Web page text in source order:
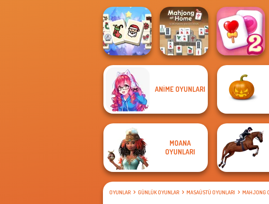
Mahjong
Christmas
Holiday
Home -
Solitaire
Mahjong Candy 2
ANIME OYUNLARI
MOANA
OYUNLARI
OYUNLAR GÜNLÜK OYUNLAR MASAÜSTÜ OYUNLARI MAHJONG